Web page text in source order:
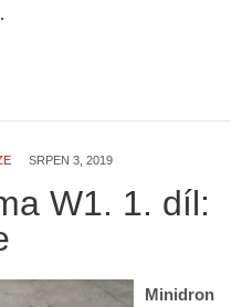
SRPEN 3, 2019
W1. 1. díl:
Minidron